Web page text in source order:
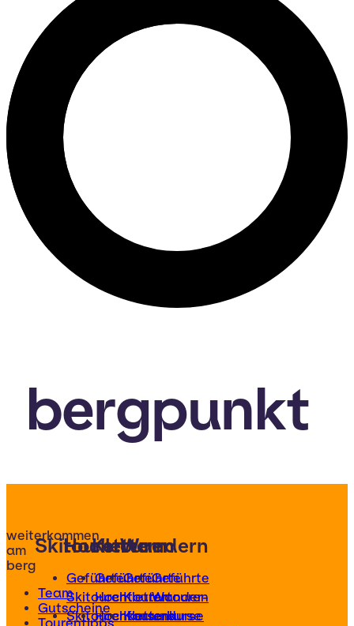
bergpunkt
weiterkommen
am
berg
Team
Gutscheine
Skitouren
Geführte
Skitouren
Skitourenkurse
Hochtouren
Geführte
Hochtouren
Hochtourenkurse
Klettern
Geführte
Klettertouren
Kletterkurse
Wandern
Geführte
Wander-
und